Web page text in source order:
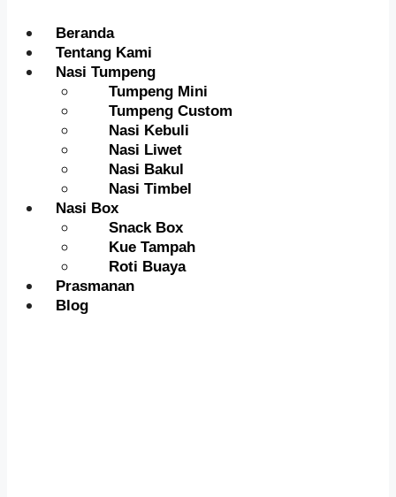
Menu
Beranda
Tentang Kami
Nasi Tumpeng
Tumpeng Mini
Tumpeng Custom
Nasi Kebuli
Nasi Liwet
Nasi Bakul
Nasi Timbel
Nasi Box
Snack Box
Kue Tampah
Roti Buaya
Prasmanan
Blog